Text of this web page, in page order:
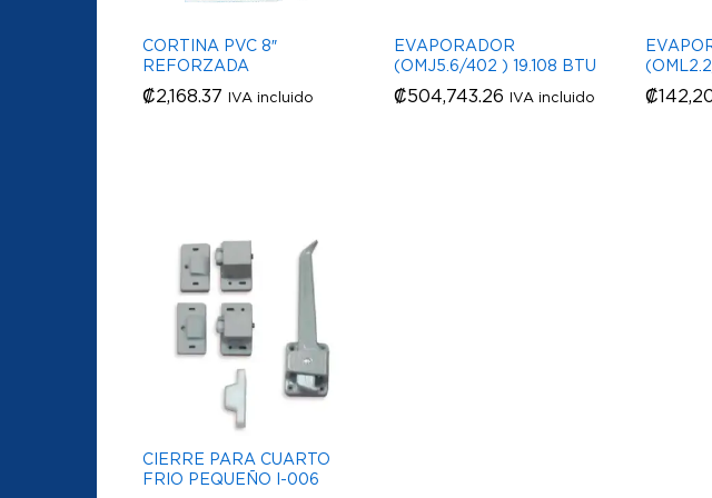
CORTINA PVC 8″
REFORZADA
₡2,168.37 IVA incluido
₡2,168.37
EVAPORADOR
(OMJ5.6/402 ) 19.108 BTU
₡504,743.26 IVA incluido
₡504,743.26 ₡
₡
CIERRE PARA CUARTO
FRIO PEQUEÑO I-006